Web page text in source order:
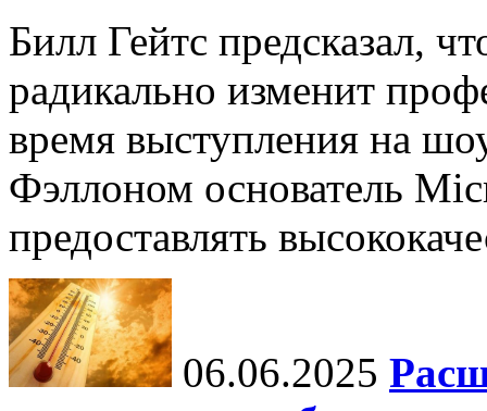
Билл Гейтс предсказал,
радикально изменит
время выступления на
Фэллоном основатель
предоставлять
06.06.2025